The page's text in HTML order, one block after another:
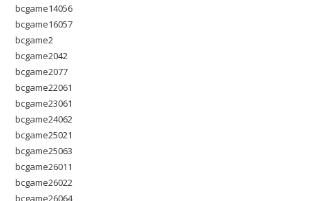
bcgame14056
bcgame16057
bcgame2
bcgame2042
bcgame2077
bcgame22061
bcgame23061
bcgame24062
bcgame25021
bcgame25063
bcgame26011
bcgame26022
bcgame26064